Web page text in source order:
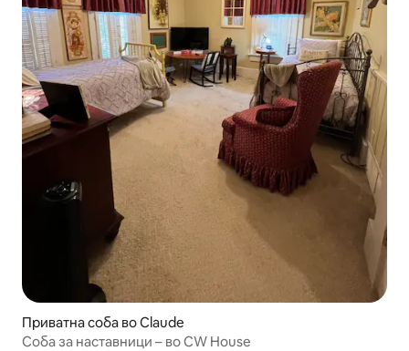
Приватна соба во Claude
Соба за наставници – во CW House